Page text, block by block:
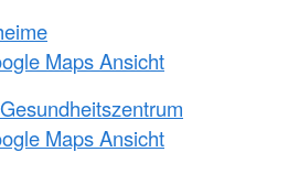
Maps Ansicht
Maps Ansicht